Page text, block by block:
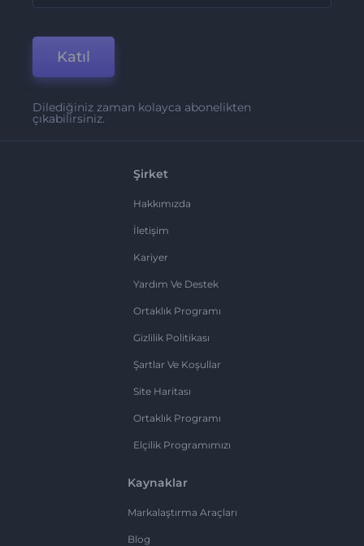
Katıl
Dilediğiniz zaman kolayca abonelikten
çıkabilirsiniz.
Şirket
Hakkımızda
İletişim
Kariyer
Yardım Ve Destek
Ortaklık Programı
Gizlilik Politikası
Şartlar Ve Koşullar
Site Haritası
Ortaklık Programı
Elçilik Programımızı
Kaynaklar
Markalaştırma Araçları
Blog